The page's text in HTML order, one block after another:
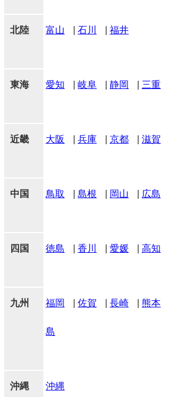
北陸 富山 石川 福井
東海 愛知 岐阜 静岡 三重
近畿 大阪 兵庫 京都 滋賀
中国 鳥取 島根 岡山 広島
四国 徳島 香川 愛媛 高知
九州 福岡 佐賀 長崎 熊本
島
沖縄 沖縄